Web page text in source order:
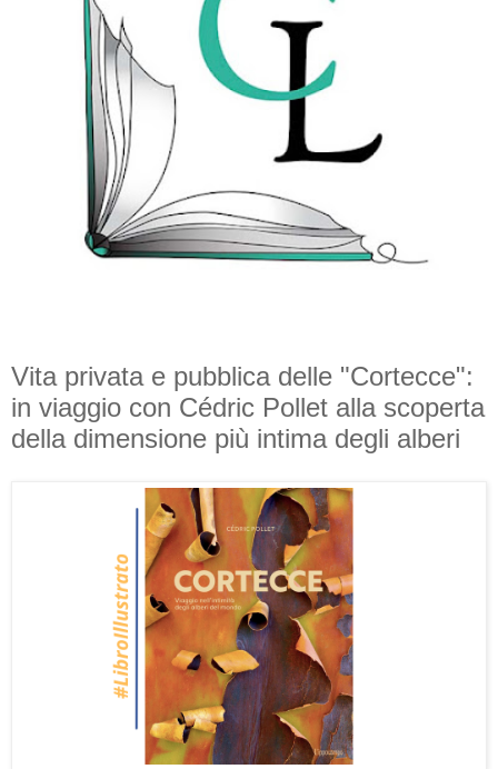
Vita privata e pubblica delle "Cortecce":
in viaggio con Cédric Pollet alla scoperta
della dimensione più intima degli alberi